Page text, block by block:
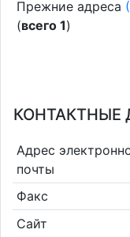
Прежние адреса
(всего 1)
КОНТАКТНЫЕ
Адрес
почты
Факс
Сайт